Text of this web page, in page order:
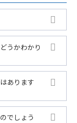
うかわかり
あります
でしょう